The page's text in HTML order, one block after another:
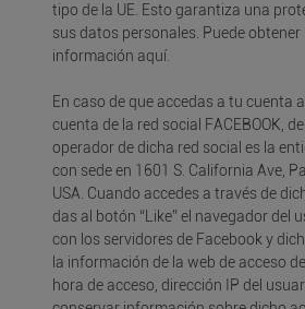
tipo de la UE. Esto garantiza una
sus datos personales. Puede obtener
información aquí.
En caso de que accedas a tu cuenta
cuenta de la red social FACEBOOK,
operador de dicha red social es la
con sede en 1601 S. California Ave,
USA. Cuando accedes a través de
das al botón “Like” el navegador del
con los servidores de Facebook y
la información de la web de acceso
hora de acceso, dirección IP del